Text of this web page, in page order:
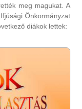
meg magukat. A
Önkormányzat
diákok lettek: